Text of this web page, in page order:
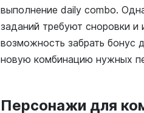
выполнение daily combo.
заданий требуют сноровки и
возможность забрать бонус
новую комбинацию нужных
Персонажи для